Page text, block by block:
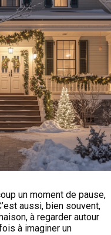
un moment de pause,
aussi, bien souvent,
à regarder autour
à imaginer un